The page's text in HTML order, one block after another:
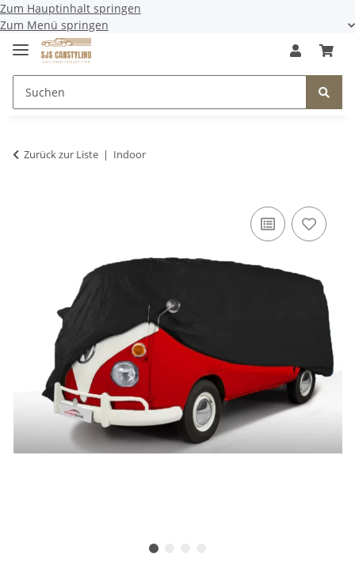
Zum Hauptinhalt springen
Zum Menü springen
Zurück zur Liste Indoor